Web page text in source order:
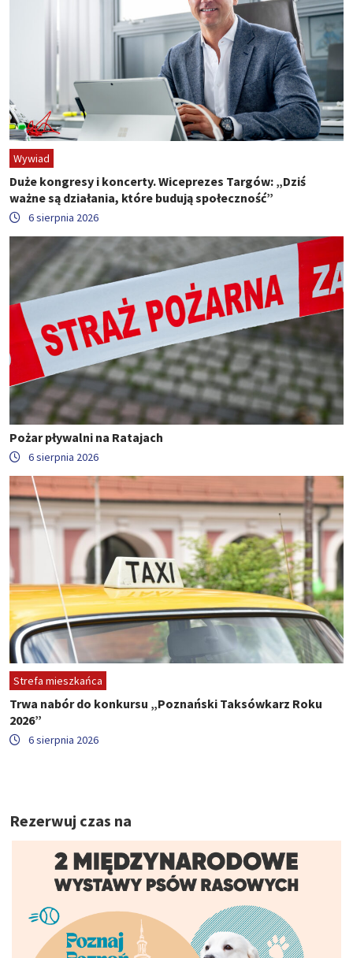
Wywiad
Duże kongresy i koncerty. Wiceprezes Targów: „Dziś
ważne są działania, które budują społeczność”
6 sierpnia 2026
Pożar pływalni na Ratajach
6 sierpnia 2026
Strefa mieszkańca
Trwa nabór do konkursu „Poznański Taksówkarz Roku
2026”
6 sierpnia 2026
Rezerwuj czas na